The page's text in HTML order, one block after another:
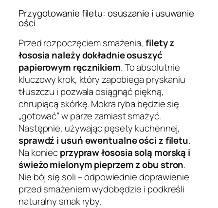
Przygotowanie filetu: osuszanie i usuwanie
ości
Przed rozpoczęciem smażenia,filety z
łososia należy dokładnie osuszyć
papierowym ręcznikiem. To absolutnie
kluczowy krok, który zapobiega pryskaniu
tłuszczu i pozwala osiągnąć piękną,
chrupiącą skórkę. Mokra ryba będzie się
„gotować” w parze zamiast smażyć.
Następnie, używając pęsety kuchennej,
sprawdź i usuń ewentualne ości z filetu.
Na koniecprzypraw łososia solą morską i
świeżo mielonym pieprzem z obu stron.
Nie bój się soli – odpowiednie doprawienie
przed smażeniem wydobędzie i podkreśli
naturalny smak ryby.